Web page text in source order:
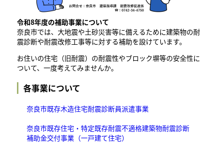
令和8年度の補助事業について
奈良市では、大地震や土砂災害等に備えるために建築物の耐
震診断や耐震改修工事等に対する補助を設けています。
お住いの住宅（旧耐震）の耐震性やブロック塀等の安全性に
ついて、一度考えてみませんか。
各事業について
奈良市既存木造住宅耐震診断員派遣事業
奈良市既存住宅・特定既存耐震不適格建築物耐震診断
補助金交付事業（一戸建て住宅）